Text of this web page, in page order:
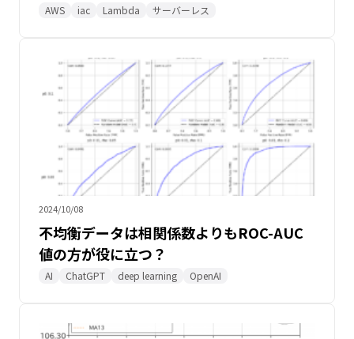
AWS iac Lambda サーバーレス
2024/10/08
不均衡データは相関係数よりもROC-AUC
値の方が役に立つ？
AI ChatGPT deep learning OpenAI